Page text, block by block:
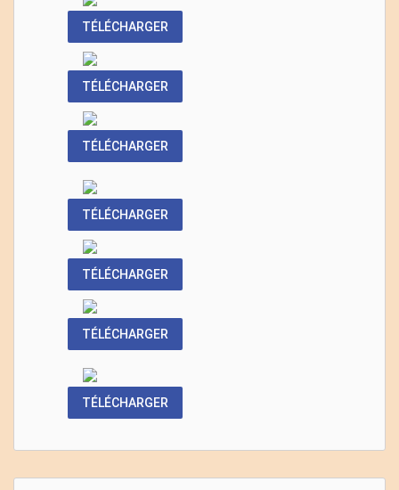
TÉLÉCHARGER
TÉLÉCHARGER
TÉLÉCHARGER
TÉLÉCHARGER
TÉLÉCHARGER
TÉLÉCHARGER
TÉLÉCHARGER